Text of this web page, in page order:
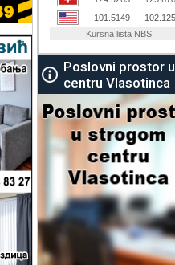
Poslovni prostor u
centru Vlasotinca